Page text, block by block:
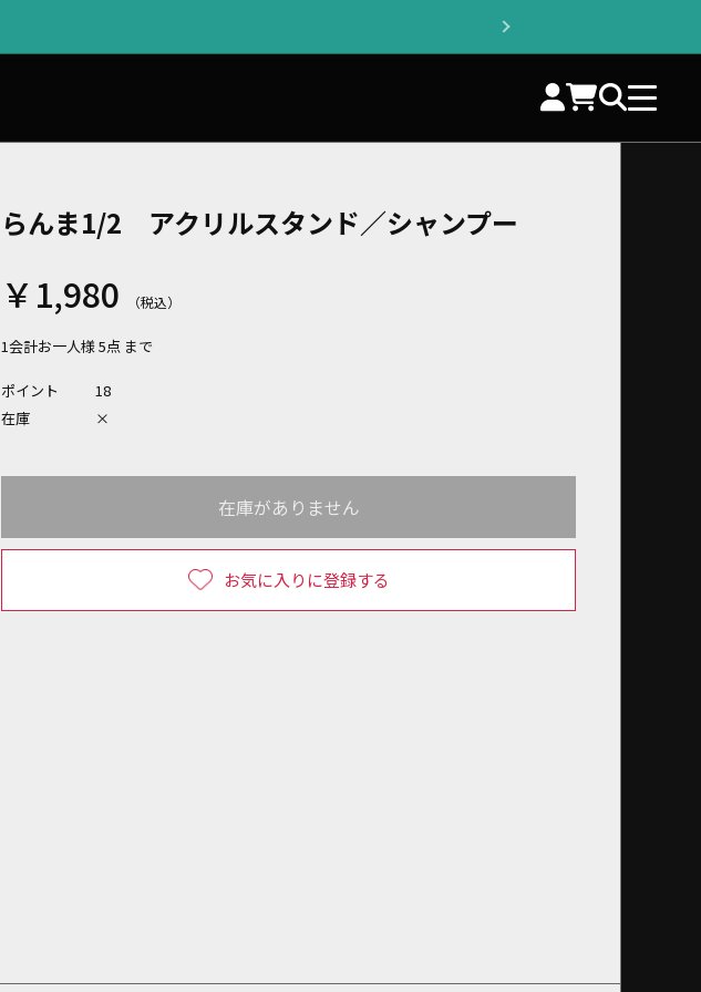
らんま1/2 アクリルスタンド／シャンプー
￥1,980
1会計お一人様 5点 まで
ポイント
18
在庫
×
お気に入りに登録する
在庫がありません